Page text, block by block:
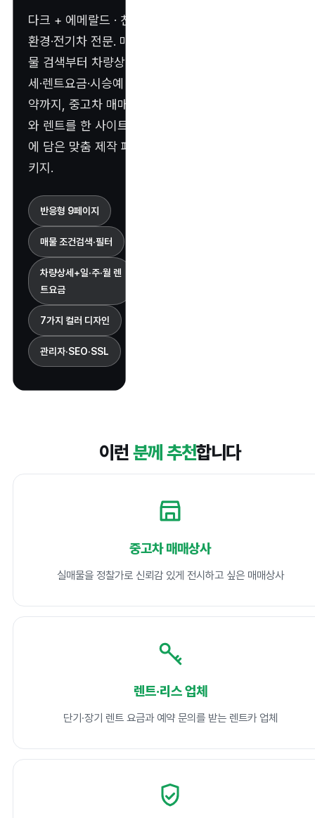
다크 + 에메랄드 · 친
환경·전기차 전문. 매
물 검색부터 차량상
세·렌트요금·시승예
약까지, 중고차 매매
와 렌트를 한 사이트
에 담은 맞춤 제작 패
키지.
반응형 9페이지
매물 조건검색·필터
차량상세+일·주·월 렌
트요금
7가지 컬러 디자인
관리자·SEO·SSL
이런 분께 추천합니다
중고차 매매상사
실매물을 정찰가로 신뢰감 있게 전시하고 싶은 매매상사
렌트·리스 업체
단기·장기 렌트 요금과 예약 문의를 받는 렌트카 업체